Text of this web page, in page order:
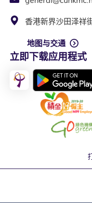
香港新界沙田泽祥
地图与交通
立即下载应用程式